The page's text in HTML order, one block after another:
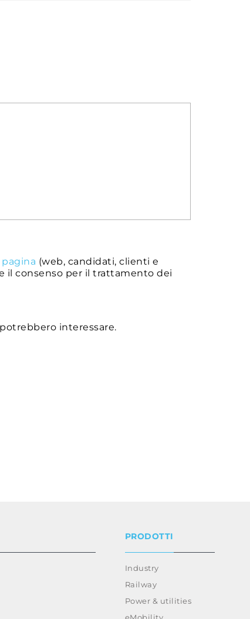
(web, candidati, clienti e
il consenso per il trattamento dei
interessare.
PRODOTTI
Industry
Railway
Power & utilities